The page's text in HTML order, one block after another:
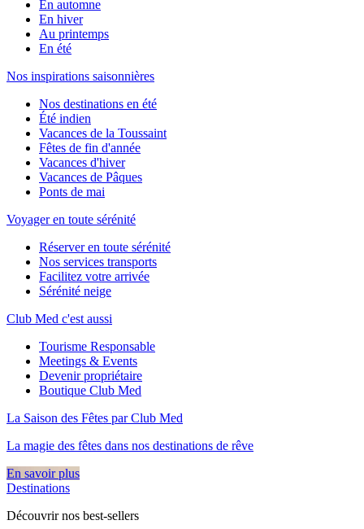
En automne
En hiver
Au printemps
En été
Nos inspirations saisonnières
Nos destinations en été
Été indien
Vacances de la Toussaint
Fêtes de fin d'année
Vacances d'hiver
Vacances de Pâques
Ponts de mai
Voyager en toute sérénité
Réserver en toute sérénité
Nos services transports
Facilitez votre arrivée
Sérénité neige
Club Med c'est aussi
Tourisme Responsable
Meetings & Events
Devenir propriétaire
Boutique Club Med
La Saison des Fêtes par Club Med
La magie des fêtes dans nos destinations de rêve​
En savoir plus
Destinations
Découvrir nos best-sellers